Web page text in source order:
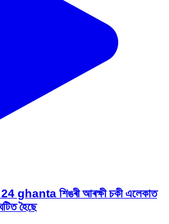
শিঙৰী আৰক্ষী চকী এলেকাত
হৈছে